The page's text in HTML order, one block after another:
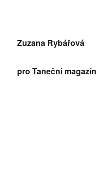
Zuzana Rybářová
pro Taneční magazín